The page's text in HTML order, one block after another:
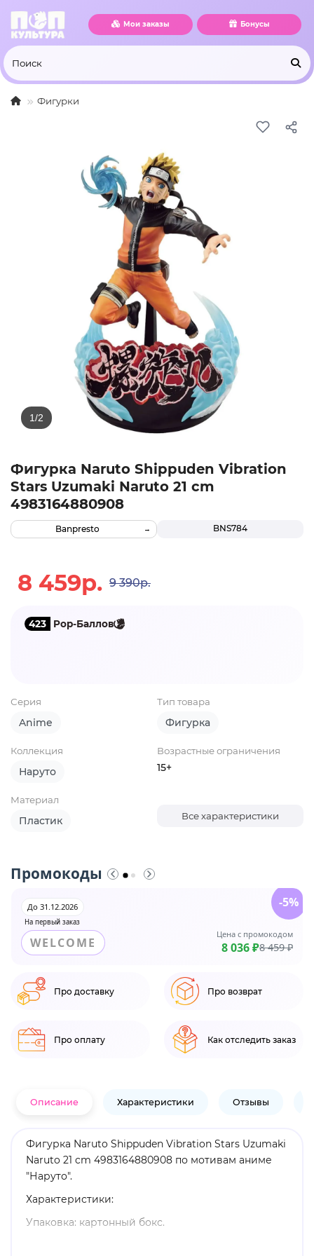
Мои заказы Бонусы
Фигурки
Фигурка Naruto Shippuden Vibration
Stars Uzumaki Naruto 21 cm
4983164880908
BNS784
Banpresto
8 459р. 9 390р.
423 Pop-Баллов
Серия
Anime
Тип товара
Фигурка
Коллекция
Наруто
Возрастные ограничения
15+
Материал
Пластик Все характеристики
Промокоды
На первый заказ
До 31.12.2026
WELCOME
Цена с промокодом
8 036 ₽8 459 ₽
-5%
Про доставку Про возврат
Про оплату Как отследить заказ
Описание Характеристики Отзывы
Фигурка Naruto Shippuden Vibration Stars Uzumaki
Naruto 21 cm 4983164880908 по мотивам аниме
"Наруто".
Характеристики:
Упаковка: картонный бокс.